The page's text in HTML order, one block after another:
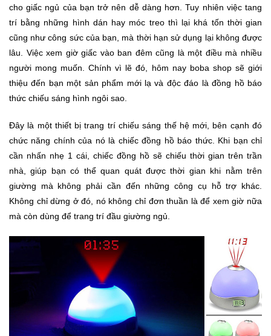
Chạy
Khuyến
Mãi
Thiết
âm
thanh
Phụ
Kiện
Công
Tivi
Thiết
Trí
cho giấc ngủ của bạn trở nên dễ dàng hơn. Tuy nhiên việc tang
trí bằng những hình dán hay móc treo thì lại khá tốn thời gian
cũng như công sức của bạn, mà thời hạn sử dụng lại không được
lâu. Việc xem giờ giấc vào ban đêm cũng là một điều mà nhiều
người mong muốn. Chính vì lẽ đó, hôm nay boba shop sẽ giới
thiệu đến bạn một sản phẩm mới lạ và độc đáo là đồng hồ báo
thức chiếu sáng hình ngôi sao.
Đây là một thiết bị trang trí chiếu sáng thế hệ mới, bên cạnh đó
chức năng chính của nó là chiếc đồng hồ báo thức. Khi bạn chỉ
cần nhấn nhẹ 1 cái, chiếc đồng hồ sẽ chiếu thời gian trên trần
nhà, giúp bạn có thể quan quát được thời gian khi nằm trên
giường mà không phải cần đến những công cụ hỗ trợ khác.
Không chỉ dừng ở đó, nó không chỉ đơn thuần là để xem giờ nữa
mà còn dùng để trang trí đầu giường ngủ.